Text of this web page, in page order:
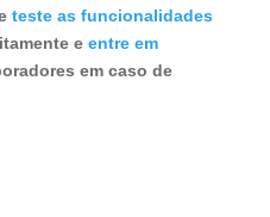
teste as funcionalidades
e entre em
em caso de